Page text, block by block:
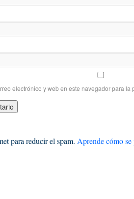
electrónico y web en este navegador para la
para reducir el spam. Aprende cómo se